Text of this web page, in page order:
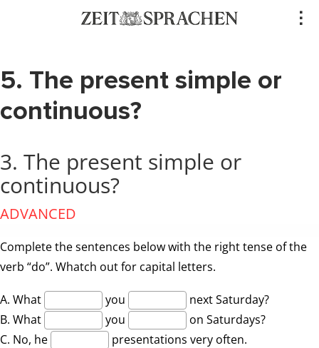
5. The present simple or
continuous?
3. The present simple or
continuous?
ADVANCED